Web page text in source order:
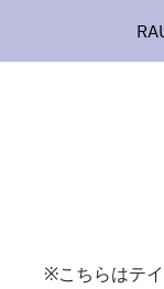
※こちらはテ